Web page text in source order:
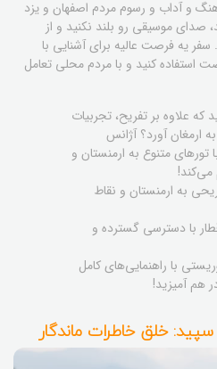
و آداب و رسوم مردم اصفهان و یزد
صدای موسیقی رو بلند نکنید و از
سفر یه فرصت عالیه برای آشنایی با
کنید و با مردم محلی تعامل
که علاوه بر تفریح، تجربیات
ارمغان آورد؟ آژانس
متنوع به ارمنستان و
می‌کند!
به ارمنستان و نقاط
با دسترسی گسترده و
با راهنمایی‌های کامل
هم آمیزید!
خلق خاطرات ماندگار